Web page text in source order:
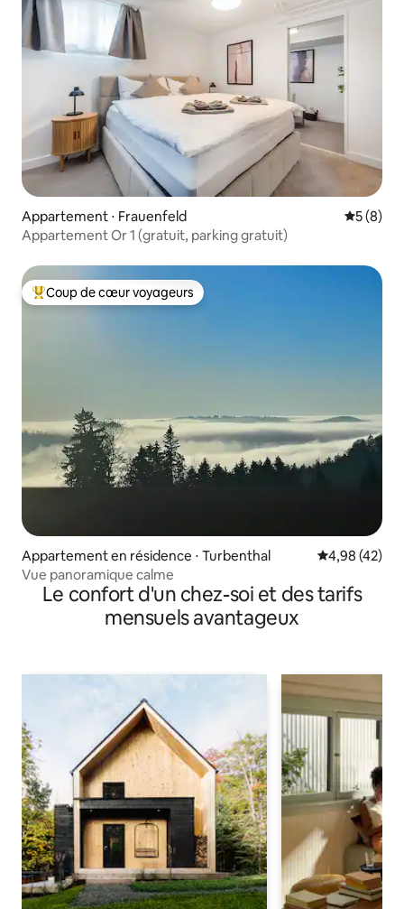
Appartement ⋅ Frauenfeld
5 (8)
Appartement Or 1 (gratuit, parking gratuit)
Coups de cœur voyageurs les plus appréciés
Coup de cœur voyageurs
Appartement en résidence ⋅ Turbenthal Évaluation
4,98 (42)
Vue panoramique calme
Le confort d'un chez-soi et des tarifs
mensuels avantageux